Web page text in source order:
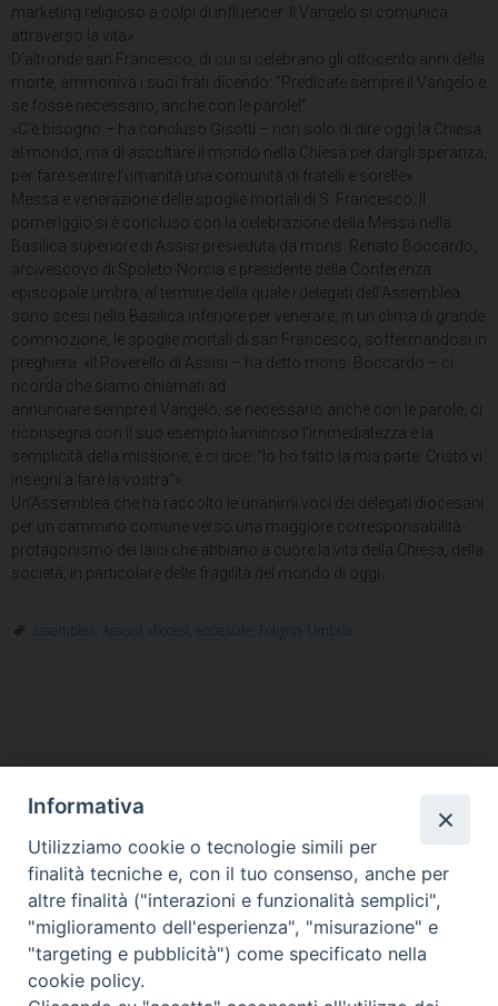
marketing religioso a colpi di influencer. Il Vangelo si comunica
attraverso la vita».
D’altronde san Francesco, di cui si celebrano gli ottocento anni della
morte, ammoniva i suoi frati dicendo: “Predicate sempre il Vangelo e
se fosse necessario, anche con le parole!”.
«C’è bisogno – ha concluso Gisotti – non solo di dire oggi la Chiesa
al mondo, ma di ascoltare il mondo nella Chiesa per dargli speranza,
per fare sentire l’umanità una comunità di fratelli e sorelle»
Messa e venerazione delle spoglie mortali di S. Francesco. Il
pomeriggio si è concluso con la celebrazione della Messa nella
Basilica superiore di Assisi presieduta da mons. Renato Boccardo,
arcivescovo di Spoleto-Norcia e presidente della Conferenza
episcopale umbra, al termine della quale i delegati dell’Assemblea
sono scesi nella Basilica inferiore per venerare, in un clima di grande
commozione, le spoglie mortali di san Francesco, soffermandosi in
preghiera. «Il Poverello di Assisi – ha detto mons. Boccardo – ci
ricorda che siamo chiamati ad
annunciare sempre il Vangelo, se necessario anche con le parole, ci
riconsegna con il suo esempio luminoso l’immediatezza e la
semplicità della missione, e ci dice: “Io ho fatto la mia parte. Cristo vi
insegni a fare la vostra”».
Un’Assemblea che ha raccolto le unanimi voci dei delegati diocesani
per un cammino comune verso una maggiore corresponsabilità-
protagonismo dei laici che abbiano a cuore la vita della Chiesa, della
società, in particolare delle fragilità del mondo di oggi.
assemblea Assisisi diocesi ecclesiale Foligno Umbria
HOME VESCOVO ORARI MESSE
CURIA VESCOVILE
TUTELA MINORI
UFFICI PASTORALI PERSONE
VITA CONSACRATA
DOCUMENTI
CONTATTI
Copyright © 2018 Diocesi di Foligno /Curia . Piazza Mons. Faloci 3 - 06034
Informativa
Utilizziamo cookie o tecnologie simili per
finalità tecniche e, con il tuo consenso, anche per
altre finalità ("interazioni e funzionalità semplici",
"miglioramento dell'esperienza", "misurazione" e
"targeting e pubblicità") come specificato nella
cookie policy.